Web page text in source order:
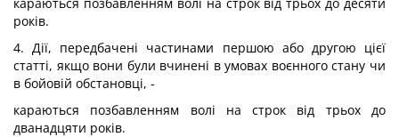
років.
4. Дії, передбачені частинами першою або другою цієї
статті, якщо вони були вчинені в умовах воєнного стану чи
в бойовій обстановці, -
караються позбавленням волі на строк від трьох до
дванадцяти років.